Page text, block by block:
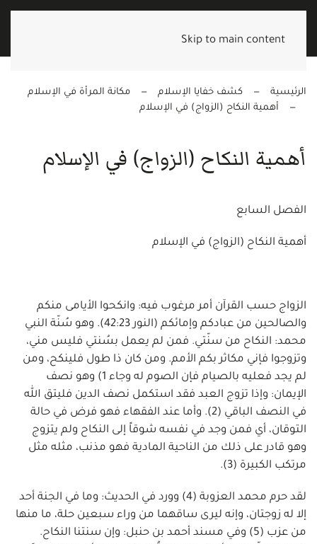
Skip to main content
الرئيسية كشف خفايا الإسلام
مكانة المرأة في الإسلام
أهمية النكاح (الزواج) في الإسلام
أهمية النكاح (الزواج) في الإسلام
الفصل السابع
أهمية النكاح (الزواج) في الإسلام
الزواج حسب القرآن أمر مرغوب فيه: وانكحوا الأيامى منكم
والصالحين من عبادكم وإمائكم (النور 42:23). وهو سُنّة النبي
محمد: النكاح من سنّتي. فمن لم يعمل بسُنتي فليس مني،
وتزوجوا فإني مكاثر بكم الأمم. ومن كان ذا طول فلينكح، ومن
لم يجد فعليه بالصيام فإن الصوم له وجاء 1) وهو نصف
الإيمان: وإذا تزوج العبد فقد استكمل نصف الدين فليتق الله
في النصف الباقي (2). وأما عند الفقهاء فهو فرض في حالة
التوقان، أي فمن وجد في نفسه شوقاً إلى النكاح ولم يتزوج
وهو قادر على ذلك من الناحية المادية فهو مذنب، مثله مثل
مرتكب الكبيرة (3).
لقد حرم محمد العزوبة (4) وورد في الحديث: وما في الجنة أحد
إلا له زوجتان، وإنه ليرى ساقهما من وراء سبعين حلة، ما منها
من عزب (5) وفي مسند أحمد بن حنبل: وإن سنتنا النكاح.